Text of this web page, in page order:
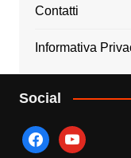
Contatti
Informativa
Social
facebookyoutube